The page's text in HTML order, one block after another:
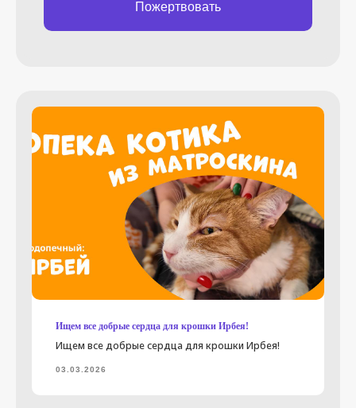
Пожертвовать
Ищем все добрые сердца для крошки Ирбея!
Ищем все добрые сердца для крошки Ирбея!
03.03.2026
нужна помощь